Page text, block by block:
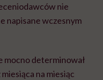
nie
napisane wczesnym
mocno determinował
na miesiąc